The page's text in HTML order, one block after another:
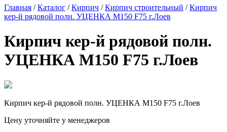
Главная /Каталог /Кирпич /Кирпич строительный /Кирпич
кер-й рядовой полн. УЦЕНКА М150 F75 г.Лоев
Кирпич кер-й рядовой полн.
УЦЕНКА М150 F75 г.Лоев
Кирпич кер-й рядовой полн. УЦЕНКА М150 F75 г.Лоев
Цену уточняйте у менеджеров